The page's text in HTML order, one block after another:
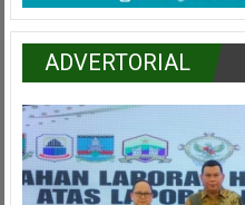
ADVERTORIAL